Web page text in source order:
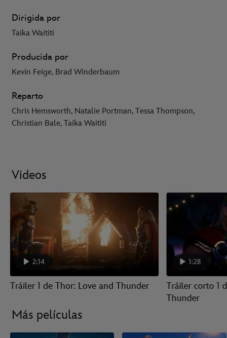
Dirigida por
Taika Waititi
Producida por
Kevin Feige, Brad Winderbaum
Reparto
Chris Hemsworth, Natalie Portman, Tessa Thompson,
Christian Bale, Taika Waititi
Videos
2:14
Tráiler 1 de Thor: Love and Thunder
1:28
Tráiler corto 1
Thunder
Más películas